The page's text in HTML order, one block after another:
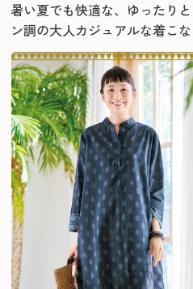
暑い夏でも快適な、ゆったり
ン調の大人カジュアルな着こな